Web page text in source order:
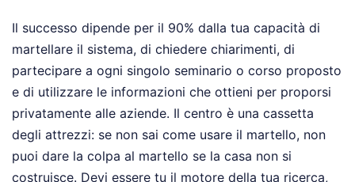
Il successo dipende per il 90% dalla tua capacità di
martellare il sistema, di chiedere chiarimenti, di
partecipare a ogni singolo seminario o corso proposto
e di utilizzare le informazioni che ottieni per proporsi
privatamente alle aziende. Il centro è una cassetta
degli attrezzi: se non sai come usare il martello, non
puoi dare la colpa al martello se la casa non si
costruisce. Devi essere tu il motore della tua ricerca,